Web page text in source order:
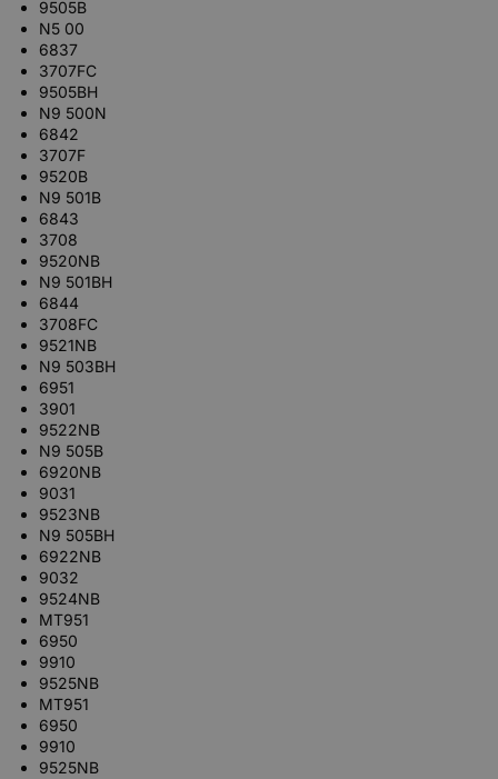
9505B
N5 00
6837
3707FC
9505BH
N9 500N
6842
3707F
9520B
N9 501B
6843
3708
9520NB
N9 501BH
6844
3708FC
9521NB
N9 503BH
6951
3901
9522NB
N9 505B
6920NB
9031
9523NB
N9 505BH
6922NB
9032
9524NB
MT951
6950
9910
9525NB
MT951
6950
9910
9525NB